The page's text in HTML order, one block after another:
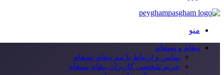
منو
پیغام و پسغام
تماس و ارتباط با تیم پیغام پسغام
حریم شخصی کاربران پیغام پسغام